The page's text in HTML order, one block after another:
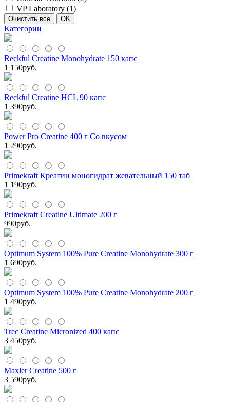
VP Laboratory (1)
Категории
Reckful Creatine Monohydrate 150 капс
1 150руб.
Reckful Creatine HCL 90 капс
1 390руб.
Power Pro Creatine 400 г Со вкусом
1 290руб.
Primekraft Креатин моногидрат жевательный 150 таб
1 190руб.
Primekraft Creatine Ultimate 200 г
990руб.
Optimum System 100% Pure Creatine Monohydrate 300 г
1 690руб.
Optimum System 100% Pure Creatine Monohydrate 200 г
1 490руб.
Trec Creatine Micronized 400 капс
3 450руб.
Maxler Creatine 500 г
3 590руб.